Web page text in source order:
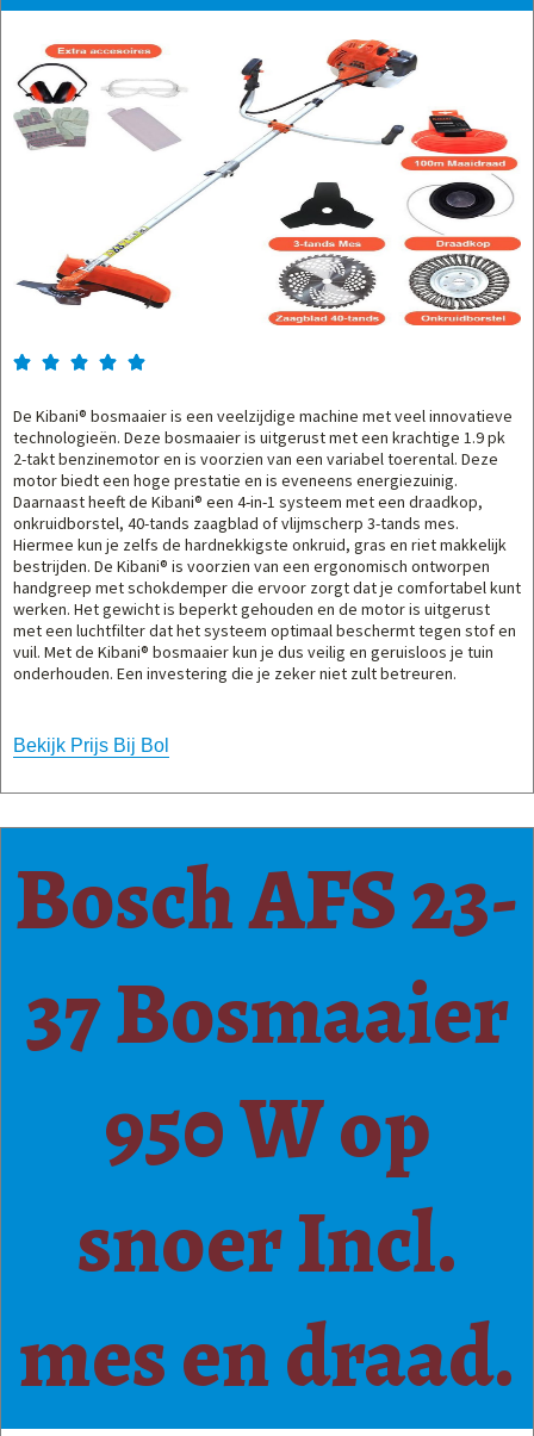
    
De Kibani® bosmaaier is een veelzijdige machine met veel innovatieve
technologieën. Deze bosmaaier is uitgerust met een krachtige 1.9 pk
2-takt benzinemotor en is voorzien van een variabel toerental. Deze
motor biedt een hoge prestatie en is eveneens energiezuinig.
Daarnaast heeft de Kibani® een 4-in-1 systeem met een draadkop,
onkruidborstel, 40-tands zaagblad of vlijmscherp 3-tands mes.
Hiermee kun je zelfs de hardnekkigste onkruid, gras en riet makkelijk
bestrijden. De Kibani® is voorzien van een ergonomisch ontworpen
handgreep met schokdemper die ervoor zorgt dat je comfortabel kunt
werken. Het gewicht is beperkt gehouden en de motor is uitgerust
met een luchtfilter dat het systeem optimaal beschermt tegen stof en
vuil. Met de Kibani® bosmaaier kun je dus veilig en geruisloos je tuin
onderhouden. Een investering die je zeker niet zult betreuren.
Bekijk Prijs Bij Bol
Bosch AFS 23-
37 Bosmaaier
950 W op
snoer Incl.
mes en draad.